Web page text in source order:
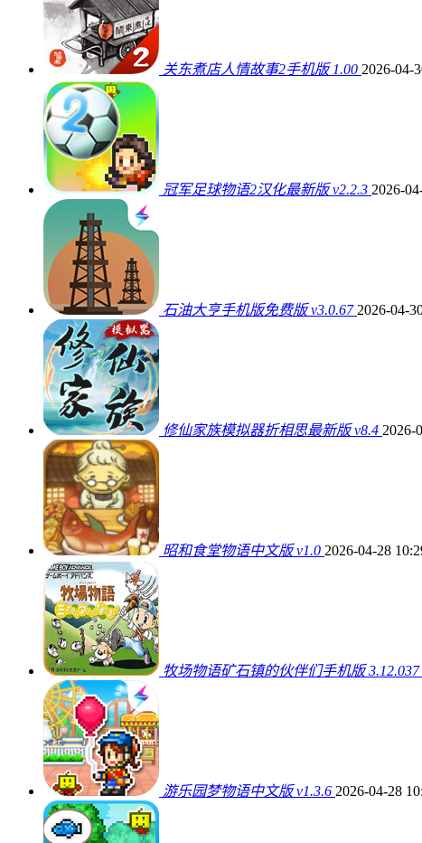
关东煮店人情故事2手机版 1.00 2026-04-
冠军足球物语2汉化最新版 v2.2.3 2026-
石油大亨手机版免费版 v3.0.67 2026-04-
修仙家族模拟器折相思最新版 v8.4 2026-
昭和食堂物语中文版 v1.0 2026-04-28
牧场物语矿石镇的伙伴们手机版 3.12.037
游乐园梦物语中文版 v1.3.6 2026-04-28